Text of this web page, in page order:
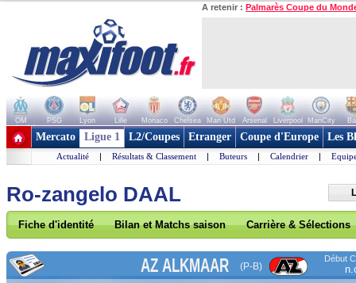
A retenir : Palmarès Coupe du
OM PSG Lyon Lille Monaco Chelsea Man Utd Arsenal Liverpool ManCity
+ de clubs
Mercato Ligue 1 L2/Coupes Etranger Coupe d'Europe Les
Actualité | Résultats & Classement | Buteurs | Calendrier |
Ro-zangelo DAAL
Fiche d'identité Bilan et Matchs saison Carrière & Sélections
AZ ALKMAAR (P-B)
Début